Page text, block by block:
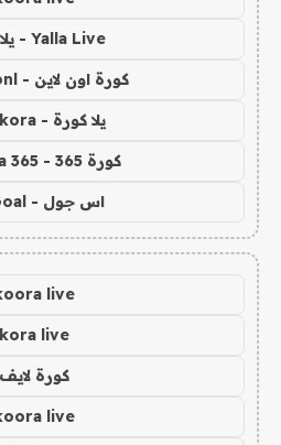
Yalla Live - يلا لايف
كورة اون لاين - koora onl
يلا كورة - yallakora
كورة 365 - kooora 365
اس جول - AS Goal
live
kora live
كورة لايف
live